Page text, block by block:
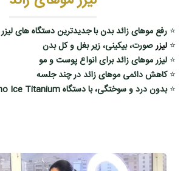
⭐رفع موهای زائد بدن با جدیدترین دستگاه‌ های لیزر
⭐لیزرصورت، بیکینی، زیر بغل و کل بدن
⭐لیزر موهای زائد برای انواع پوست و مو
⭐کاهش دائمی موهای زائد در چند جلسه
⭐بدون درد و سوختگی، با دستگاه‌ Soprano Ice Titanium